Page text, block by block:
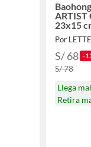
ARTIST
23x15
Por
S/ 68 -
S/ 78
Llega
Retira